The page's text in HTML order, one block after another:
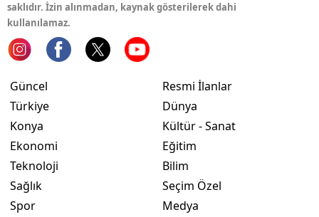
Trabzon
Van
Zonguldak
saklıdır. İzin alınmadan, kaynak gösterilerek dahi
kullanılamaz.
Güncel
Türkiye
Konya
Ekonomi
Teknoloji
Sağlık
Spor
Resmi İlanlar
Dünya
Kültür - Sanat
Eğitim
Bilim
Seçim Özel
Medya